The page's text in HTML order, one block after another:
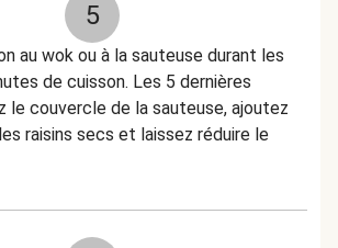
5
au wok ou à la sauteuse durant les
de cuisson. Les 5 dernières
le couvercle de la sauteuse, ajoutez
raisins secs et laissez réduire le